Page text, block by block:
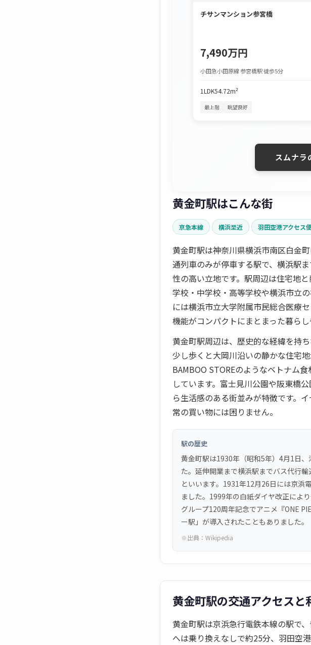
チサンマンション参宮橋
7,490万円
小田急小田原線 参宮橋駅 徒歩5分
1LDK54.72m²
最上階 眺望良好
スムナラ
黄金町駅はこんな街
京急本線 横浜至近 羽田空港アクセス
黄金町駅は神奈川県横浜市南区白金
通列車のみが停車する駅で、横浜駅
性の高い立地です。駅周辺は住宅地
学校・中学校・高等学校や横浜市立
には横浜市立大学附属市民総合医療
機能がコンパクトにまとまった暮らし
黄金町駅周辺は、歴史的な経緯を持
少し歩くと大岡川沿いの静かな住宅
BAMBOO STOREのようなベトナム
しています。富士見川公園や阪東橋
ら生活感のある街並みが特徴です。
常の買い物には困りません。
駅の歴史
黄金町駅は1930年（昭和5年）4月1日
た。延伸開業まで横浜駅までバス代行
といいます。1931年12月26日には京浜
ました。1999年の白紙ダイヤ改正によ
グループ120周年記念でアニメ『ONE
ー駅」が導入されたこともありました。
※出典： Wikipedia
黄金町駅の交通アクセスと
黄金町駅は京浜急行電鉄本線の駅で
へは乗り換えなしで約25分、羽田空